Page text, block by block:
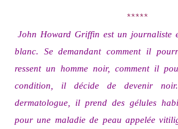
*****
John Howard Griffin est un journaliste
blanc. Se demandant comment il
ressent un homme noir, comment il
condition, il décide de devenir
dermatologue, il prend des gélules
pour une maladie de peau appelée